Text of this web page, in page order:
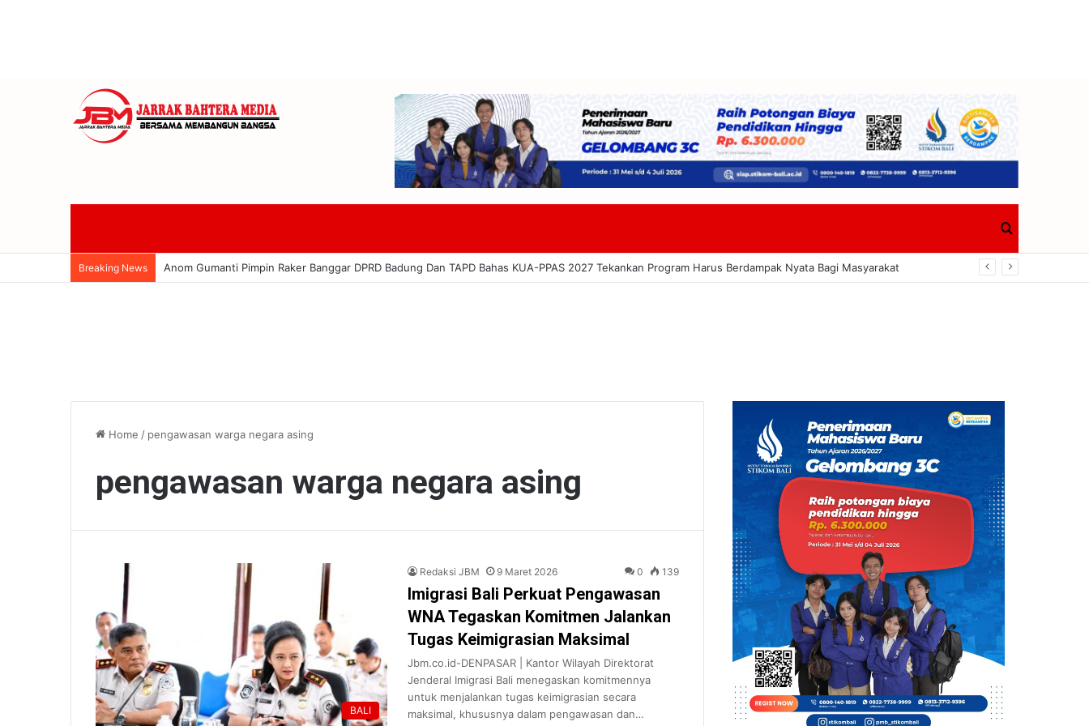
for
Breaking News Banggar DPRD Badung Soroti Utang Rp822 Miliar: Lanang Umbara Minta Pemerataan Pembangunan Hingga Petang Dalam KUA-PPAS 2027
Home / pengawasan warga negara asing
pengawasan warga negara asing
BALI
Redaksi JBM 9 Maret 2026 0 139
Imigrasi Bali Perkuat Pengawasan
WNA Tegaskan Komitmen Jalankan
Tugas Keimigrasian Maksimal
Jbm.co.id-DENPASAR | Kantor Wilayah Direktorat
Jenderal Imigrasi Bali menegaskan komitmennya
untuk menjalankan tugas keimigrasian secara
maksimal, khususnya dalam pengawasan dan…